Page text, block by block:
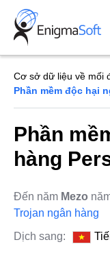
Skip
content
Cơ sở dữ liệu về mối
Phần mềm độc hại
Phần
hàng
Đến năm Mezo
Trojan ngân hàng
Dịch sang: